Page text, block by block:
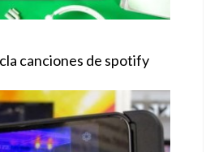
canciones de spotify